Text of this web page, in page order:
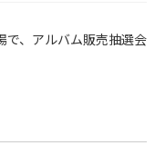
で、アルバム販売抽選会